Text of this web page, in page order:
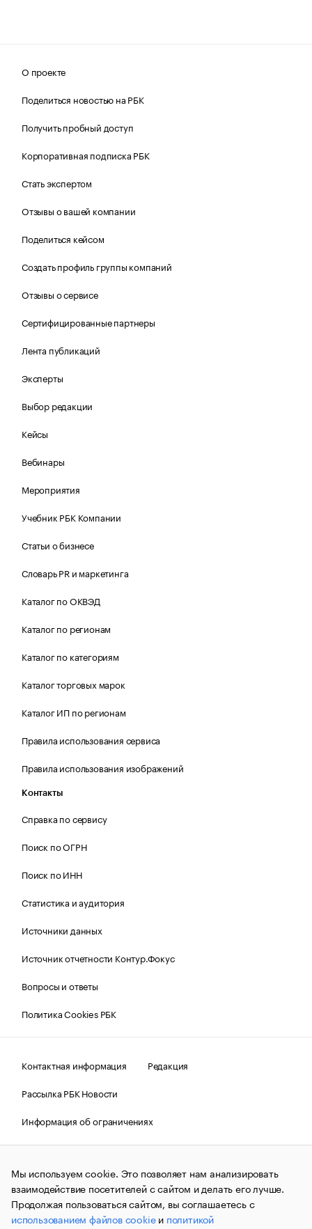
О проекте
Поделиться новостью на РБК
Получить пробный доступ
Корпоративная подписка РБК
Стать экспертом
Отзывы о вашей компании
Поделиться кейсом
Создать профиль группы компаний
Отзывы о сервисе
Сертифицированные партнеры
Лента публикаций
Эксперты
Выбор редакции
Кейсы
Вебинары
Мероприятия
Учебник РБК Компании
Статьи о бизнесе
Словарь PR и маркетинга
Каталог по ОКВЭД
Каталог по регионам
Каталог по категориям
Каталог торговых марок
Каталог ИП по регионам
Правила использования сервиса
Правила использования изображений
Контакты
Справка по сервису
Поиск по ОГРН
Поиск по ИНН
Статистика и аудитория
Источники данных
Источник отчетности Контур.Фокус
Вопросы и ответы
Политика Cookies РБК
Контактная информация
Редакция
Рассылка РБК Новости
Информация об ограничениях
Правовая информация
О соблюдении авторских прав
© АО «РОСБИЗНЕСКОНСАЛТИНГ»,1995–2026.Сообщения
и материалы информационного агентства «РБК»
(зарегистрировано Федеральной службой по надзору в сфере
связи, информационных технологий и массовых
коммуникаций (Роскомнадзор) 09.12.2015 за номером ИА
Мы используем cookie. Это позволяет нам анализировать
взаимодействие посетителей с сайтом и делать его лучше.
Продолжая пользоваться сайтом, вы соглашаетесь с
использованием файлов cookieи политикой